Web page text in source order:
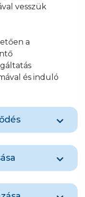
napjainak
melyről
munkavégzés
helyenként
ide kattintva
vesszük
a
és induló
egyszer,